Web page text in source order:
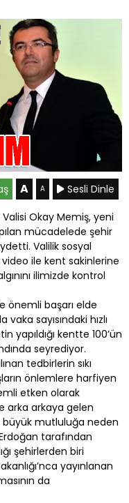
A A
Sesli Dinle
Valisi Okay Memiş, yeni
mücadelede şehir
Valilik sosyal
video ile kent sakinlerine
ilimizde kontrol
önemli başarı elde
vaka sayısındaki hızlı
yapıldığı kentte 100’ün
seyrediyor.
tedbirlerin sıkı
önlemlere harfiyen
etken olarak
arka arkaya gelen
büyük mutluluğa neden
tarafından
şehirlerden biri
yayınlanan
da